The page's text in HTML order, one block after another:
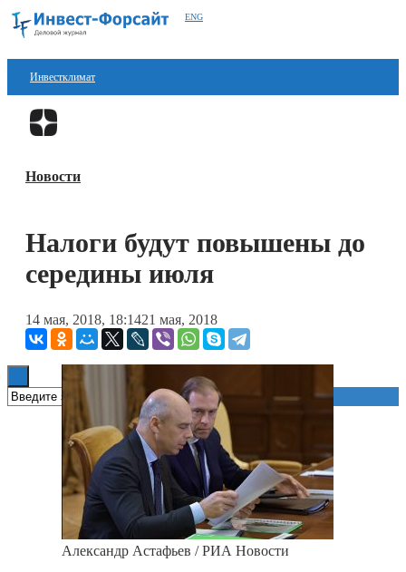
ENG
Инвестклимат
Финансы
Блокчейн
Книги
Новости
Налоги будут повышены до
середины июля
14 мая, 2018, 18:1421 мая, 2018
Александр Астафьев / РИА Новости